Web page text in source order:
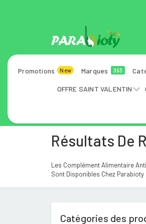
Promotions New Marques 393
OFFRE SAINT VALENTIN
Résultats De
Les Complément Alimentaire
Sont Disponibles Chez
Catégories des